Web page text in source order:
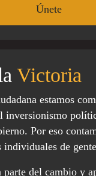
Victoria
estamos
inversionismo
Por eso
individuales de
parte del cambio y